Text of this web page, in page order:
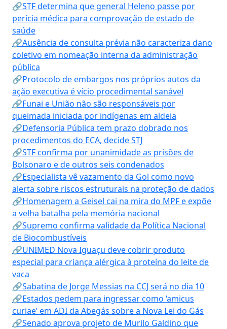
🔗STF determina que general Heleno passe por
perícia médica para comprovação de estado de
saúde
🔗Ausência de consulta prévia não caracteriza dano
coletivo em nomeação interna da administração
pública
🔗Protocolo de embargos nos próprios autos da
ação executiva é vício procedimental sanável
🔗Funai e União não são responsáveis por
queimada iniciada por indígenas em aldeia
🔗Defensoria Pública tem prazo dobrado nos
procedimentos do ECA, decide STJ
🔗STF confirma por unanimidade as prisões de
Bolsonaro e de outros seis condenados
🔗Especialista vê vazamento da Gol como novo
alerta sobre riscos estruturais na proteção de dados
🔗Homenagem a Geisel cai na mira do MPF e expõe
a velha batalha pela memória nacional
🔗Supremo confirma validade da Política Nacional
de Biocombustíveis
🔗UNIMED Nova Iguaçu deve cobrir produto
especial para criança alérgica à proteína do leite de
vaca
🔗Sabatina de Jorge Messias na CCJ será no dia 10
🔗Estados pedem para ingressar como ‘amicus
curiae’ em ADI da Abegás sobre a Nova Lei do Gás
🔗Senado aprova projeto de Murilo Galdino que